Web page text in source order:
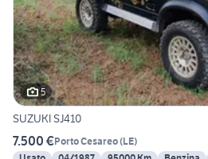
5
SUZUKI SJ410
7.500 €Porto Cesareo(LE)